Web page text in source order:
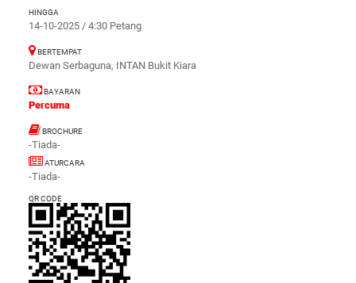
HINGGA
14-10-2025 / 4:30 Petang
BERTEMPAT
Dewan Serbaguna, INTAN Bukit Kiara
BAYARAN
Percuma
BROCHURE
-Tiada-
ATURCARA
-Tiada-
QR CODE